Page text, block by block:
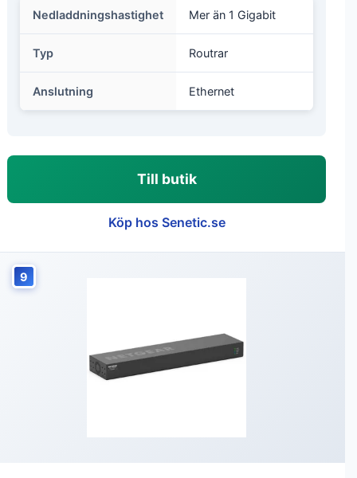
Nedladdningshastighet Mer än 1 Gigabit
Typ Routrar
Anslutning Ethernet
Till butik
Köp hos Senetic.se
9